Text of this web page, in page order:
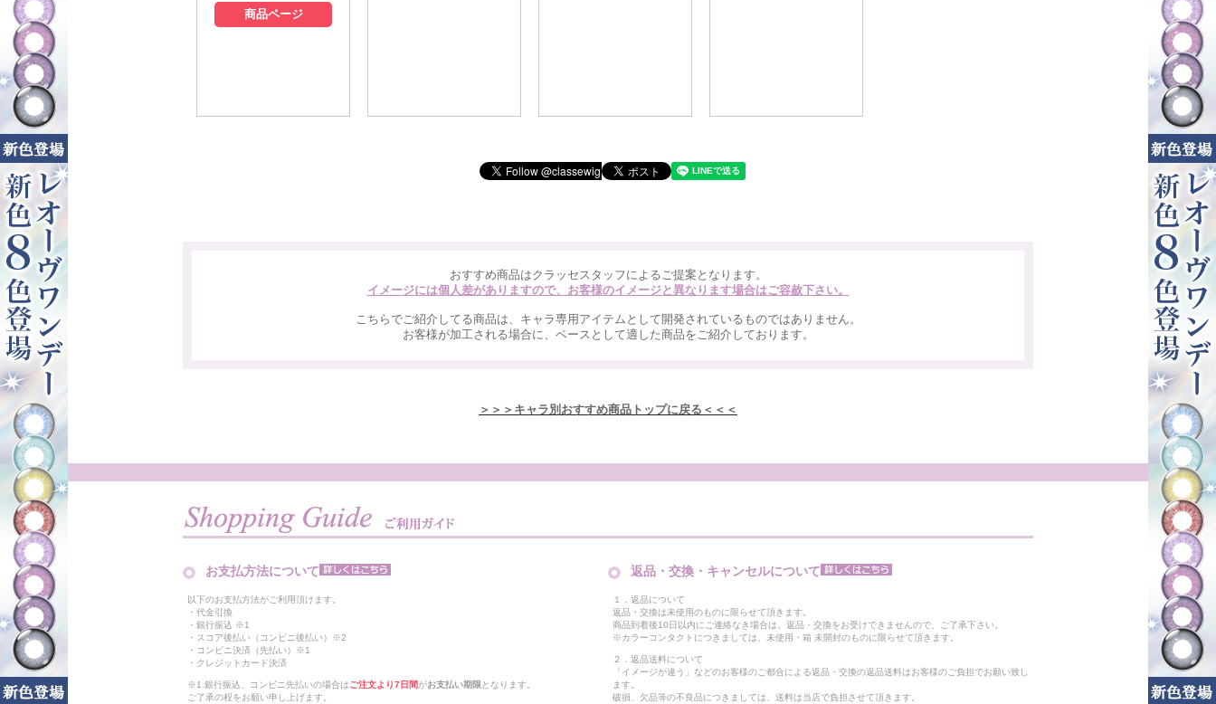
商品ページ
おすすめ商品はクラッセスタッフによるご提案となります。
イメージには個人差がありますので、お客様のイメージと異なります場合はご容赦下さい。
こちらでご紹介してる商品は、キャラ専用アイテムとして開発されているものではありません。
お客様が加工される場合に、ベースとして適した商品をご紹介しております。
＞＞＞キャラ別おすすめ商品トップに戻る＜＜＜
お支払方法について
以下のお支払方法がご利用頂けます。
・代金引換
・銀行振込 ※1
・スコア後払い（コンビニ後払い）※2
・コンビニ決済（先払い）※1
・クレジットカード決済
※1.銀行振込、コンビニ先払いの場合はご注文より7日間がお支払い期限 となります。
ご了承の程をお願い申し上げます。
返品・交換・キャンセルについて
１．返品について
返品・交換は未使用のものに限らせて頂きます。
商品到着後10日以内にご連絡なき場合は、返品・交換をお受けできませんので、ご了承下さい。
※カラーコンタクトにつきましては、未使用・箱 未開封のものに限らせて頂きます。
２．返品送料について
「イメージが違う」などのお客様のご都合による返品・交換の返品送料はお客様のご負担でお願い致し
ます。
破損、欠品等の不良品につきましては、送料は当店で負担させて頂きます。